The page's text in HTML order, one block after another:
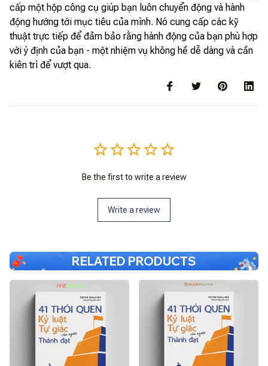
cấp một hộp công cụ giúp bạn luôn chuyển động và hành
động hướng tới mục tiêu của mình. Nó cung cấp các kỹ
thuật trực tiếp để đảm bảo rằng hành động của bạn phù hợp
với ý định của bạn - một nhiệm vụ không hề dễ dàng và cần
kiên trì để vượt qua.
Be the first to write a review
Write a review
RELATED PRODUCTS